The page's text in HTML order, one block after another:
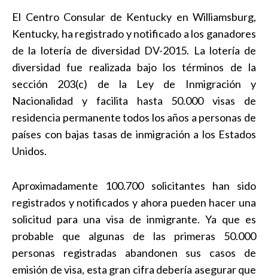
El Centro Consular de Kentucky en Williamsburg,
Kentucky, ha registrado y notificado a los ganadores
de la lotería de diversidad DV-2015. La lotería de
diversidad fue realizada bajo los términos de la
sección 203(c) de la Ley de Inmigración y
Nacionalidad y facilita hasta 50.000 visas de
residencia permanente todos los años a personas de
países con bajas tasas de inmigración a los Estados
Unidos.
Aproximadamente 100.700 solicitantes han sido
registrados y notificados y ahora pueden hacer una
solicitud para una visa de inmigrante. Ya que es
probable que algunas de las primeras 50.000
personas registradas abandonen sus casos de
emisión de visa, esta gran cifra debería asegurar que